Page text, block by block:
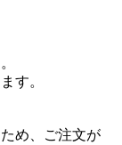
す。
め、ご注文が